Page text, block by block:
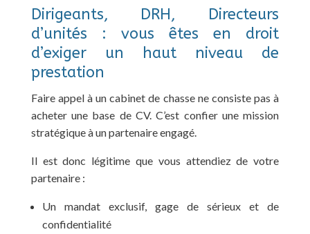
Dirigeants, DRH, Directeurs
d’unités : vous êtes en droit
d’exiger un haut niveau de
prestation
Faire appel à un cabinet de chasse ne consiste pas à
acheter une base de CV. C’est confier une mission
stratégique à un partenaire engagé.
Il est donc légitime que vous attendiez de votre
partenaire :
Un mandat exclusif, gage de sérieux et de
confidentialité